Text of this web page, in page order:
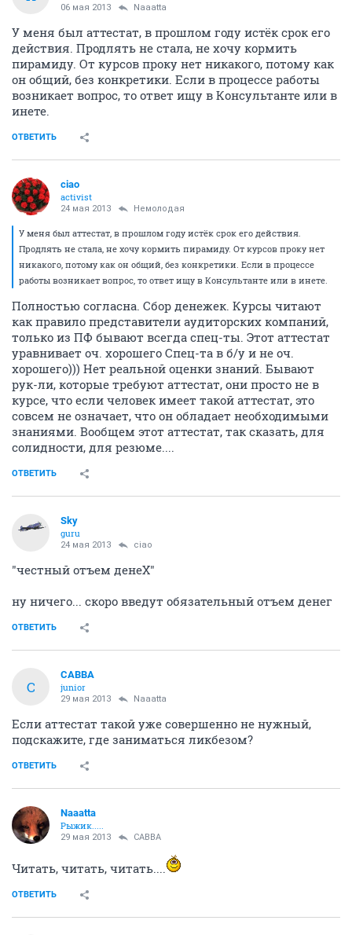
06 мая 2013 Naaatta
У меня был аттестат, в прошлом году истёк срок его
действия. Продлять не стала, не хочу кормить
пирамиду. От курсов проку нет никакого, потому как
он общий, без конкретики. Если в процессе работы
возникает вопрос, то ответ ищу в Консультанте или в
инете.
ОТВЕТИТЬ
ciao
activist
24 мая 2013 Немолодая
У меня был аттестат, в прошлом году истёк срок его действия.
Продлять не стала, не хочу кормить пирамиду. От курсов проку нет
никакого, потому как он общий, без конкретики. Если в процессе
работы возникает вопрос, то ответ ищу в Консультанте или в инете.
Полностью согласна. Сбор денежек. Курсы читают
как правило представители аудиторских компаний,
только из ПФ бывают всегда спец-ты. Этот аттестат
уравнивает оч. хорошего Спец-та в б/у и не оч.
хорошего))) Нет реальной оценки знаний. Бывают
рук-ли, которые требуют аттестат, они просто не в
курсе, что если человек имеет такой аттестат, это
совсем не означает, что он обладает необходимыми
знаниями. Вообщем этот аттестат, так сказать, для
солидности, для резюме....
ОТВЕТИТЬ
Sky
guru
24 мая 2013 ciao
"честный отъем денеХ"
ну ничего... скоро введут обязательный отъем денег
ОТВЕТИТЬ
C
CABBA
junior
29 мая 2013 Naaatta
Если аттестат такой уже совершенно не нужный,
подскажите, где заниматься ликбезом?
ОТВЕТИТЬ
Naaatta
Рыжик.....
29 мая 2013 CABBA
Читать, читать, читать....
ОТВЕТИТЬ